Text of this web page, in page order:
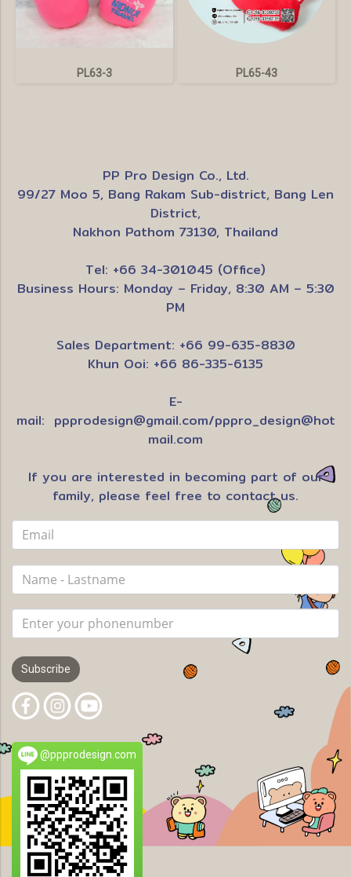
PL63-3 PL65-43
PP Pro Design Co., Ltd.
99/27 Moo 5, Bang Rakam Sub-district, Bang Len
District,
Nakhon Pathom 73130, Thailand
Tel: +66 34-301045 (Office)
Business Hours: Monday – Friday, 8:30 AM – 5:30
PM
Sales Department: +66 99-635-8830
Khun Ooi: +66 86-335-6135
E-
mail: ppprodesign@gmail.com/pppro_design@hot
mail.com
If you are interested in becoming part of our
family, please feel free to contact us.
Subscribe
@ppprodesign.com